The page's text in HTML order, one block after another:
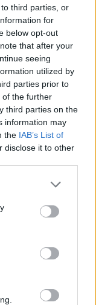
third parties, or
for
below opt-out
that after your
seeing
utilized by
parties prior to
of the further
third parties on the
information may
the IAB’s List of
disclose it to other
the Google
andTerms of